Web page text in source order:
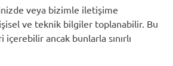
veya bizimle iletişime
ve teknik bilgiler toplanabilir. Bu
içerebilir ancak bunlarla sınırlı